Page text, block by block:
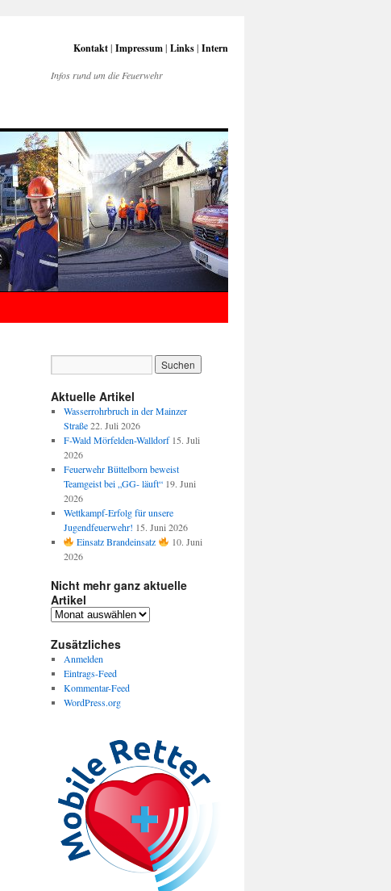
Kontakt| Impressum| Links| Intern
Infos rund um die Feuerwehr
Aktuelle Artikel
Wasserrohrbruch in der Mainzer
Straße 22. Juli 2026
F-Wald Mörfelden-Walldorf 15. Juli
2026
Feuerwehr Büttelborn beweist
Teamgeist bei „GG- läuft“ 19. Juni
2026
Wettkampf-Erfolg für unsere
Jugendfeuerwehr! 15. Juni 2026
Einsatz Brandeinsatz
10. Juni
2026
Nicht mehr ganz aktuelle
Artikel
Zusätzliches
Anmelden
Eintrags-Feed
Kommentar-Feed
WordPress.org